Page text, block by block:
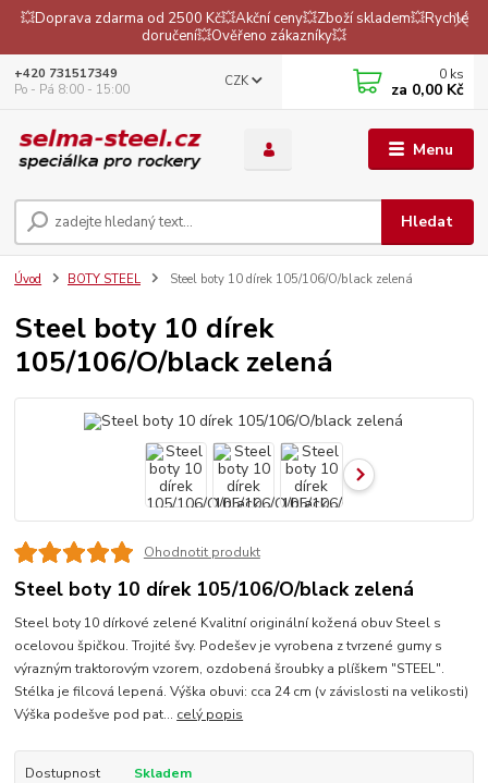
💥Doprava zdarma od 2500 Kč💥Akční ceny💥Zboží skladem💥Rychlé
doručení💥Ověřeno zákazníky💥
Menu
CZK
Hledat
+420 731517349
Po - Pá 8:00 - 15:00
0 ks
za 0,00 Kč
Úvod BOTY STEEL Steel boty 10 dírek 105/106/O/black zelená
Steel boty 10 dírek
105/106/O/black zelená
Ohodnotit produkt
Steel boty 10 dírek 105/106/O/black zelená
Steel boty 10 dírkové zelené Kvalitní originální kožená obuv Steel s
ocelovou špičkou. Trojité švy. Podešev je vyrobena z tvrzené gumy s
výrazným traktorovým vzorem, ozdobená šroubky a plíškem "STEEL".
Stélka je filcová lepená. Výška obuvi: cca 24 cm (v závislosti na velikosti)
Výška podešve pod pat... celý popis
Dostupnost
Skladem